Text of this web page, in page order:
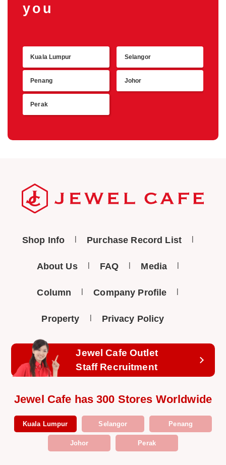
you
Kuala Lumpur Selangor
Penang Johor
Perak
Shop Info Purchase Record List
About Us FAQ Media
Column Company Profile
Property Privacy Policy
Jewel Cafe Outlet
Staff Recruitment
Jewel Cafe has 300 Stores Worldwide
Kuala Lumpur Selangor Penang
Johor Perak